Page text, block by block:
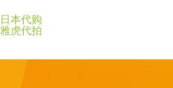
日本代购
雅虎代拍